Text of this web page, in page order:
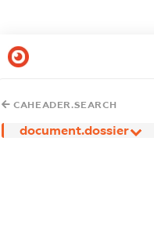
CAHEADER.SEARCH
document.dossier